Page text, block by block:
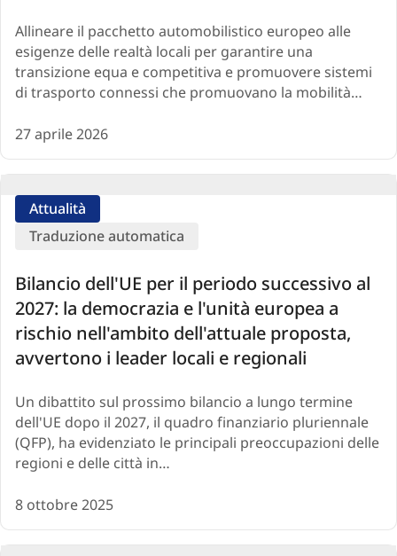
Allineare il pacchetto automobilistico europeo alle
esigenze delle realtà locali per garantire una
transizione equa e competitiva e promuovere sistemi
di trasporto connessi che promuovano la mobilità…
27 aprile 2026
Bilancio dell'UE per il periodo successivo al
2027: la democrazia e l'unità europea a
rischio nell'ambito dell'attuale proposta,
avvertono i leader locali e regionali
Un dibattito sul prossimo bilancio a lungo termine
dell'UE dopo il 2027, il quadro finanziario pluriennale
(QFP), ha evidenziato le principali preoccupazioni delle
regioni e delle città in…
Attualità
Traduzione automatica
8 ottobre 2025